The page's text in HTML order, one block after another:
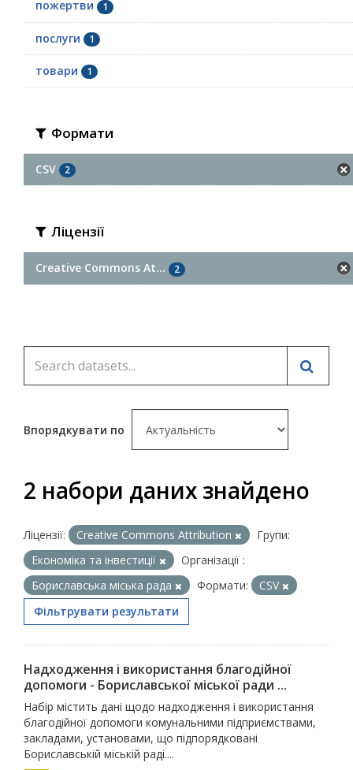
пожертви 1
послуги 1
товари 1
Формати
CSV 2
Ліцензії
Creative Commons At... 2
Впорядкувати по
2 набори даних знайдено
Ліцензії: Creative Commons Attribution
Групи:
Економіка та інвестиції
Організації :
Бориславська міська рада
Формати:
CSV
Фільтрувати результати
Надходження і використання благодійної
допомоги - Бориславської міської ради ...
Набір містить дані щодо надходження і використання
благодійної допомоги комунальними підприємствами,
закладами, установами, що підпорядковані
Бориславській міській раді....